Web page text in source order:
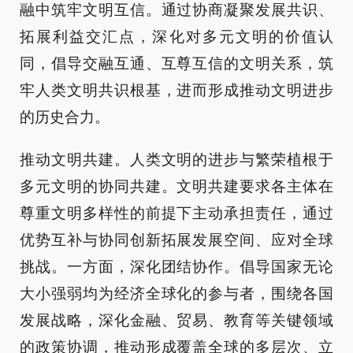
融中筑牢文明互信。通过协商凝聚发展共识、
拓展利益交汇点，深化对多元文明的价值认
同，倡导交融互通、互尊互信的文明关系，筑
牢人类文明共识根基，进而形成推动文明进步
的历史合力。
推动文明共建。人类文明的进步与繁荣植根于
多元文明的协同共建。文明共建要求各主体在
尊重文明多样性的前提下主动承担责任，通过
优势互补与协同创新拓展发展空间、应对全球
挑战。一方面，深化团结协作。倡导国家无论
大小强弱均为经济全球化的参与者，围绕各国
发展战略，深化金融、贸易、教育等关键领域
的政策协调，推动形成覆盖全球的多层次、立